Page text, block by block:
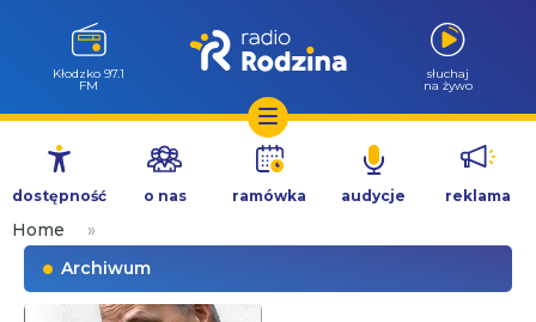
Przejdź
treści
Kłodzko 97.1
FM
słuchaj
na żywo
dostępność o nas ramówka audycje reklama
Home
»
Archiwum